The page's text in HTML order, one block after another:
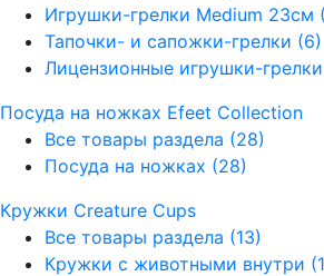
Игрушки-грелки Medium 23см
Тапочки- и сапожки-грелки (6)
Лицензионные игрушки-грелки
Посуда на ножках Efeet Collection
Все товары раздела (28)
Посуда на ножках (28)
Кружки Creature Cups
Все товары раздела (13)
Кружки с животными внутри